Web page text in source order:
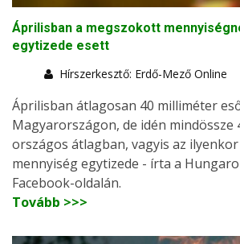
Áprilisban a megszokott
egytizede esett
Hírszerkesztő: Erdő-Mező Online
Áprilisban átlagosan 40 milliméter
Magyarországon, de idén
országos átlagban, vagyis az
mennyiség egytizede - írta a
Facebook-oldalán.
Tovább >>>